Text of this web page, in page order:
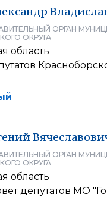
ОРГАН
ОКРУГА
область
ОРГАН
ОКРУГА
область
депутатов МО